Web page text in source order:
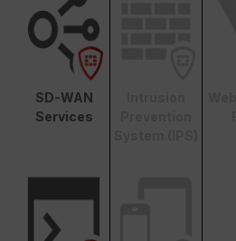
SD-WAN
Services